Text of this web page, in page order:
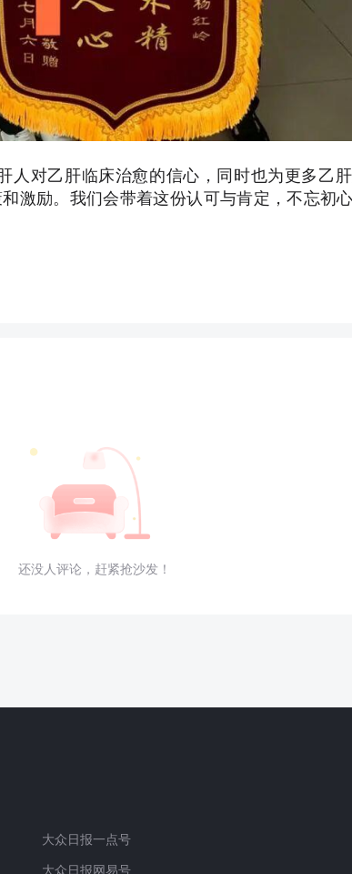
人对乙肝临床治愈的信心，同时也为更多乙
激励。我们会带着这份认可与肯定，不忘初
还没人评论，赶紧抢沙发！
大众日报一点号
大众日报网易号